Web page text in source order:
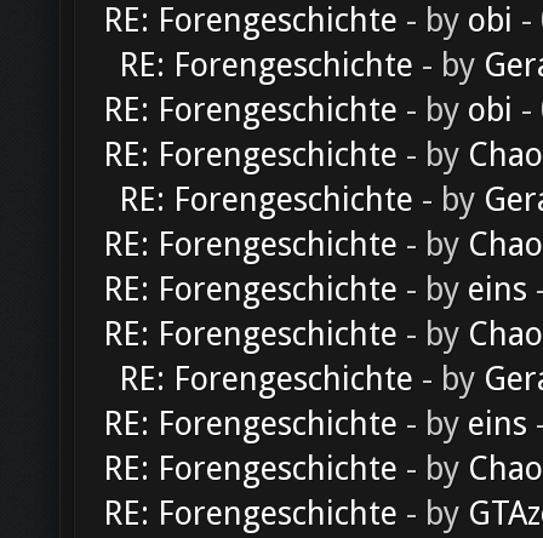
RE: Forengeschichte - by obi -
RE: Forengeschichte - by
RE: Forengeschichte - by obi -
RE: Forengeschichte - by
RE: Forengeschichte - by
RE: Forengeschichte - by
RE: Forengeschichte - by eins
RE: Forengeschichte - by
RE: Forengeschichte - by
RE: Forengeschichte - by eins
RE: Forengeschichte - by
RE: Forengeschichte - by